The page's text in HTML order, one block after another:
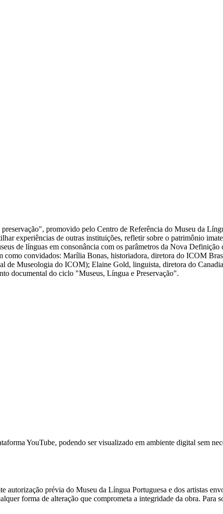
promovido pelo Centro de Referência do Museu da
experiências de outras instituições, refletir sobre o patrimônio
de línguas em consonância com os parâmetros da Nova
convidados: Marília Bonas, historiadora, diretora do ICOM
Museologia do ICOM); Elaine Gold, linguista, diretora do
documental do ciclo "Museus, Língua e Preservação".
YouTube, podendo ser visualizado em ambiente digital sem
autorização prévia do Museu da Língua Portuguesa e dos artistas
forma de alteração que comprometa a integridade da obra.